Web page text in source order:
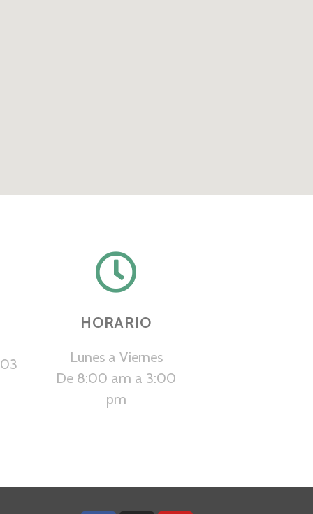
HORARIO
Lunes a Viernes
De 8:00 am a 3:00
pm